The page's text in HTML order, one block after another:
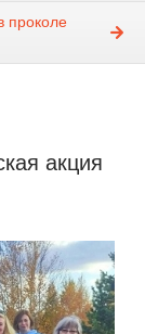
проколе
акция